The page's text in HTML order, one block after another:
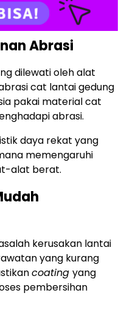
Abrasi
dilewati oleh alat
cat lantai gedung
pakai material cat
abrasi.
daya rekat yang
memengaruhi
alat berat.
kerusakan lantai
yang kurang
coating yang
pembersihan